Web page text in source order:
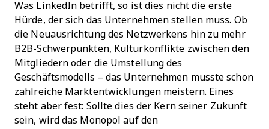
Was LinkedIn betrifft, so ist dies nicht die erste
Hürde, der sich das Unternehmen stellen muss. Ob
die Neuausrichtung des Netzwerkens hin zu mehr
B2B-Schwerpunkten, Kulturkonflikte zwischen den
Mitgliedern oder die Umstellung des
Geschäftsmodells – das Unternehmen musste schon
zahlreiche Marktentwicklungen meistern. Eines
steht aber fest: Sollte dies der Kern seiner Zukunft
sein, wird das Monopol auf den